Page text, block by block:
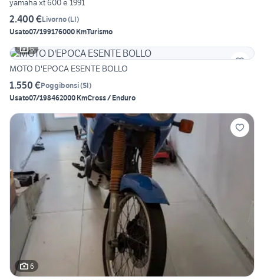
yamaha xt 600 e 1991
2.400 €Livorno(LI)
Usato07/199176000 KmTurismo
6
MOTO D'EPOCA ESENTE BOLLO
1.550 €Poggibonsi(SI)
Usato07/198462000 KmCross / Enduro
6